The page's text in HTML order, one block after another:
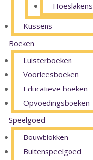
Hoeslakens
Kussens
Boeken
Luisterboeken
Voorleesboeken
Educatieve boeken
Opvoedingsboeken
Speelgoed
Bouwblokken
Buitenspeelgoed